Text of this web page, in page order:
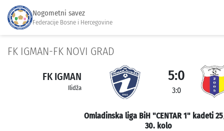
Nogometni savez
Federacije Bosne i Hercegovine
FK IGMAN-FK NOVI GRAD
FK IGMAN
Ilidža
5:0
3:0
Omladinska liga BiH "CENTAR 1" kadeti
30. kolo